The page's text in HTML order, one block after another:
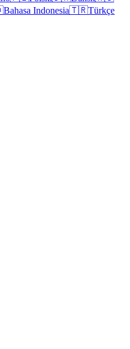
Bahasa Indonesia🇹🇷Türkçe